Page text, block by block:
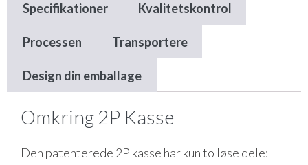
Specifikationer Kvalitetskontrol
Processen Transportere
Design din emballage
Omkring 2P Kasse
Den patenterede 2P kasse har kun to løse dele: